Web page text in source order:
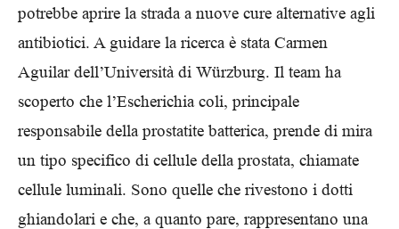
potrebbe aprire la strada a nuove cure alternative agli
antibiotici. A guidare la ricerca è stata Carmen
Aguilar dell’Università di Würzburg. Il team ha
scoperto che l’Escherichia coli, principale
responsabile della prostatite batterica, prende di mira
un tipo specifico di cellule della prostata, chiamate
cellule luminali. Sono quelle che rivestono i dotti
ghiandolari e che, a quanto pare, rappresentano una